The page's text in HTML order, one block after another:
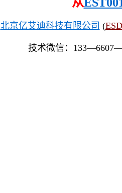
北京亿艾迪科技有限公司 (
技术微信：